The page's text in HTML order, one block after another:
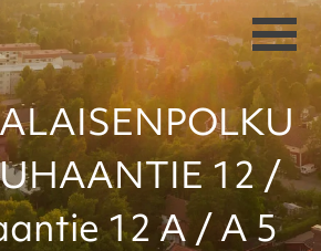
12 /
12 A / A 5